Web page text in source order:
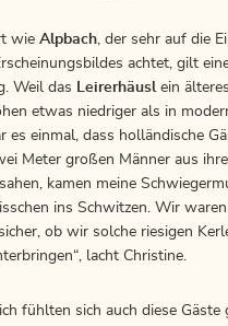
wie Alpbach, der sehr auf die
achtet, gilt
Weil das Leirerhäusl ein
etwas niedriger als in
es einmal, dass holländische
Meter großen Männer aus
kamen meine
ins Schwitzen. Wir
ob wir solche riesigen
lacht Christine.
fühlten sich auch diese Gäste